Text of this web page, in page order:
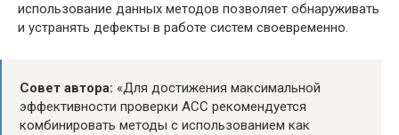
использование данных методов позволяет обнаруживать
и устранять дефекты в работе систем своевременно.
Совет автора: «Для достижения максимальной
эффективности проверки ACC рекомендуется
комбинировать методы с использованием как